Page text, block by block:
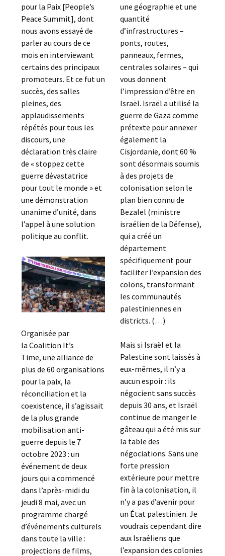
pour la Paix [People’s
Peace Summit], dont
nous avons essayé de
parler au cours de ce
mois en interviewant
certains des principaux
promoteurs. Et ce fut un
succès, des salles
pleines, des
applaudissements
répétés pour tous les
discours, une
déclaration très claire
de « stoppez cette
guerre dévastatrice
pour tout le monde » et
une démonstration
unanime d’unité, dans
l’appel à une solution
politique au conflit.
Organisée par
la Coalition It’s
Time, une alliance de
plus de 60 organisations
pour la paix, la
réconciliation et la
coexistence, il s’agissait
de la plus grande
mobilisation anti-
guerre depuis le 7
octobre 2023 : un
événement de deux
jours qui a commencé
dans l’après-midi du
jeudi 8 mai, avec un
programme chargé
d’événements culturels
dans toute la ville :
projections de films,
une géographie et une
quantité
d’infrastructures –
ponts, routes,
panneaux, fermes,
centrales solaires – qui
vous donnent
l’impression d’être en
Israël. Israël a utilisé la
guerre de Gaza comme
prétexte pour annexer
également la
Cisjordanie, dont 60 %
sont désormais soumis
à des projets de
colonisation selon le
plan bien connu de
Bezalel (ministre
israélien de la Défense),
qui a créé un
département
spécifiquement pour
faciliter l’expansion des
colons, transformant
les communautés
palestiniennes en
districts. (…)
Mais si Israël et la
Palestine sont laissés à
eux-mêmes, il n’y a
aucun espoir : ils
négocient sans succès
depuis 30 ans, et Israël
continue de manger le
gâteau qui a été mis sur
la table des
négociations. Sans une
forte pression
extérieure pour mettre
fin à la colonisation, il
n’y a pas d’avenir pour
un État palestinien. Je
voudrais cependant dire
aux Israéliens que
l’expansion des colonies